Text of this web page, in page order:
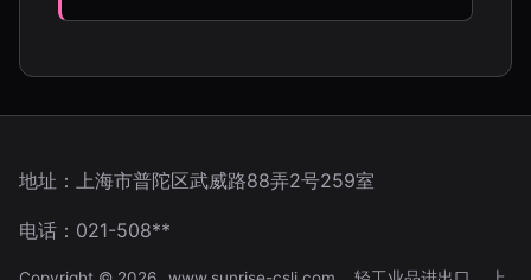
地址：上海市普陀区武威路88弄2号259室
电话：021-508**